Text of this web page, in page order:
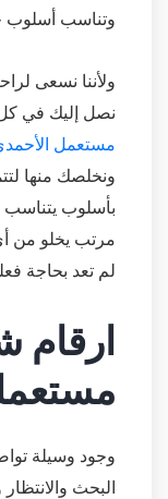
وتناسب أسلوب
ولأننا نسعى
نصل إليك في كل
مستعمل
ونخلصك منها
بأسلوب يتناسب
مرتب يخلو من
لم تعد بحاجة
ارقام
وجود وسيلة
البحث